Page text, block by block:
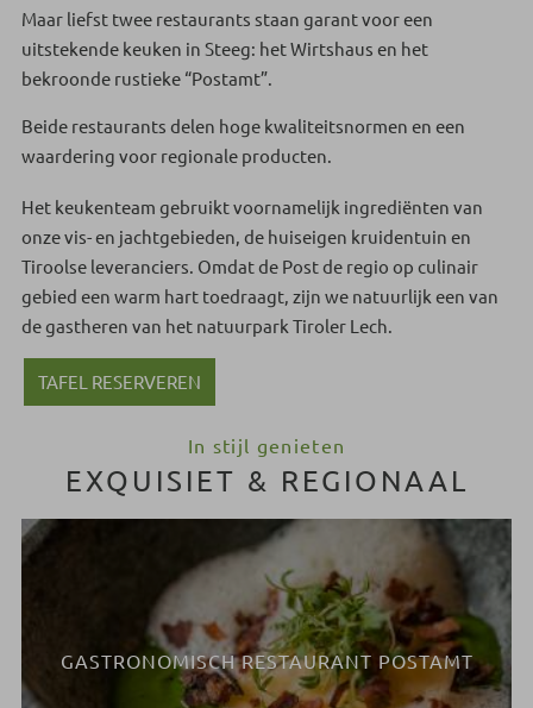
Maar liefst twee restaurants staan garant voor een
uitstekende keuken in Steeg: het Wirtshaus en het
bekroonde rustieke “Postamt”.
Beide restaurants delen hoge kwaliteitsnormen en een
waardering voor regionale producten.
Het keukenteam gebruikt voornamelijk ingrediënten van
onze vis- en jachtgebieden, de huiseigen kruidentuin en
Tiroolse leveranciers. Omdat de Post de regio op culinair
gebied een warm hart toedraagt, zijn we natuurlijk een van
de gastheren van het natuurpark Tiroler Lech.
TAFEL RESERVEREN
In stijl genieten
EXQUISIET & REGIONAAL
GASTRONOMISCH RESTAURANT POSTAMT